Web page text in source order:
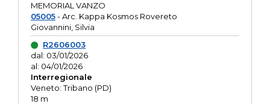
MEMORIAL VANZO
05005- Arc. Kappa Kosmos Rovereto
Giovannini, Silvia
R2606003
dal: 03/01/2026
al: 04/01/2026
Interregionale
Veneto: Tribano (PD)
18 m